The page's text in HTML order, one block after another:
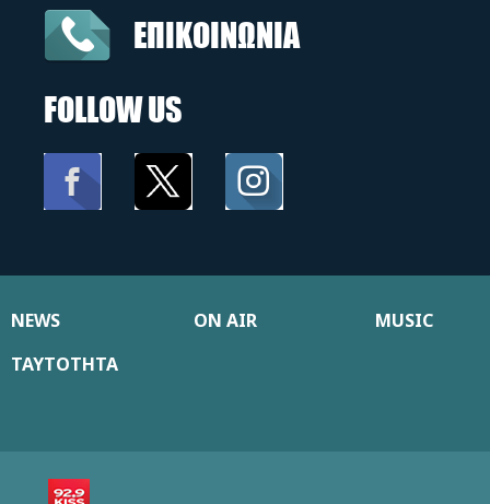
ΕΠΙΚΟΙΝΩΝΙΑ
FOLLOW US
NEWS ON AIR
MUSIC
ΤΑΥΤΟΤΗΤΑ